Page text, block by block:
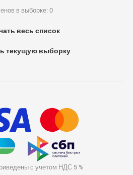
в выборке: 0
весь список
текущую выборку
с учетом НДС 5 %